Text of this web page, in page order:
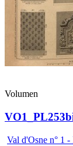
Volumen
Val d'Osne n° 1 -